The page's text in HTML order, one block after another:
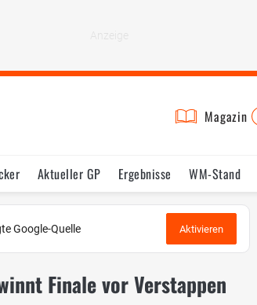
Magazin
Aktueller GP Ergebnisse WM-Stand
Statistik Testfahrten Reglement Lexikon
Google-Quelle Aktivieren
Finale vor Verstappen